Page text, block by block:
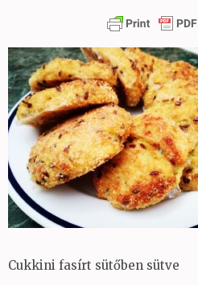
Cukkini fasírt sütőben sütve